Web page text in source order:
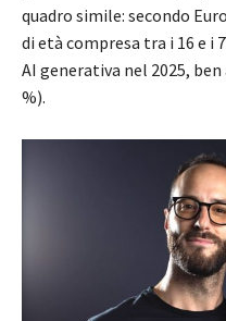
quadro simile: secondo
di età compresa tra i 16 e
AI generativa nel 2025,
%).